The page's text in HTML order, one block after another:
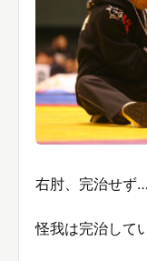
右肘、完治せず
怪我は完治して